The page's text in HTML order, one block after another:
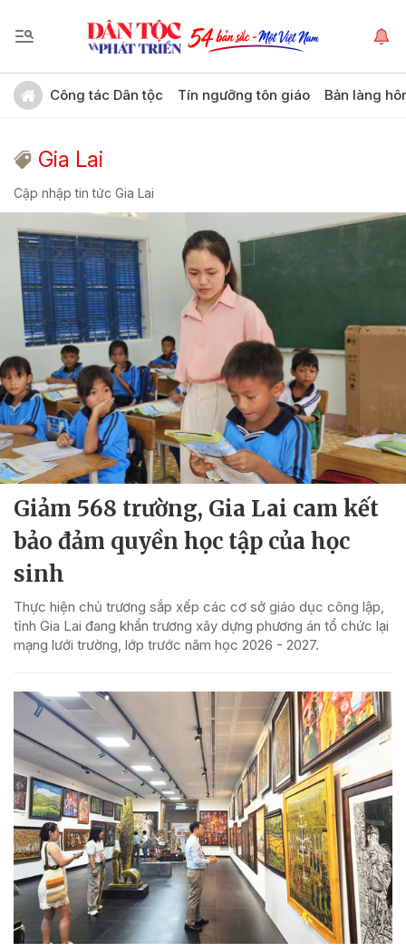
Công tác Dân tộc Tín ngưỡng tôn giáo Bản làng
Gia Lai
Cập nhập tin tức Gia Lai
Giảm 568 trường, Gia Lai cam kết
bảo đảm quyền học tập của học
sinh
Thực hiện chủ trương sắp xếp các cơ sở giáo dục công lập,
tỉnh Gia Lai đang khẩn trương xây dựng phương án tổ chức lại
mạng lưới trường, lớp trước năm học 2026 - 2027.